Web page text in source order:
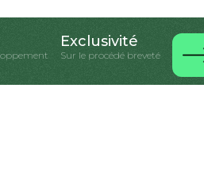
Exclusivité
Sur le procédé breveté